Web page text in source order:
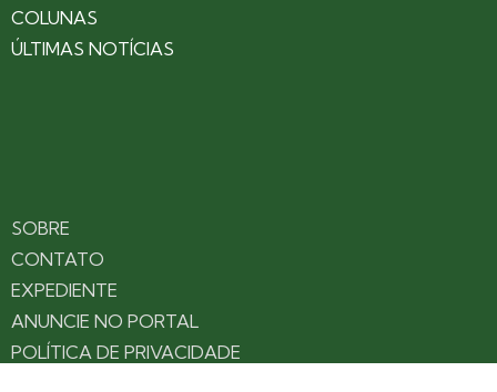
COLUNAS
ÚLTIMAS NOTÍCIAS
SOBRE
CONTATO
EXPEDIENTE
ANUNCIE NO PORTAL
POLÍTICA DE PRIVACIDADE